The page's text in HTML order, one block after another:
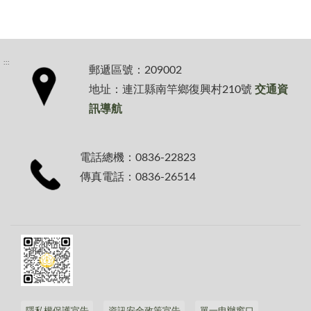
:::
郵遞區號：209002
地址：連江縣南竿鄉復興村210號 交通資
訊導航
電話總機：0836-22823
傳真電話：0836-26514